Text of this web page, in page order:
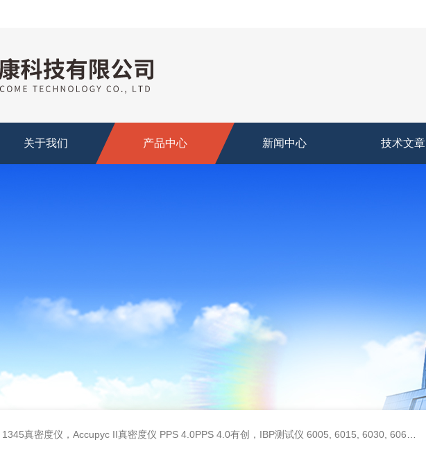
关于我们 产品中心 新闻中心 技术文章
真密度仪，Accupyc II真密度仪 PPS 4.0PPS 4.0有创，IBP测试仪 6005, 6015, 6030, 6060, 6100, 6170Hans Rudolph非扩散气体收集袋,Hans Rudolph非扩散气囊